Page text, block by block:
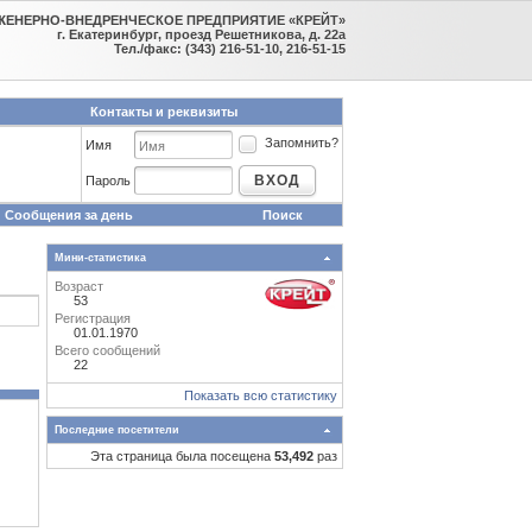
ВНЕДРЕНЧЕСКОЕ ПРЕДПРИЯТИЕ «КРЕЙТ»
г. Екатеринбург, проезд Решетникова, д. 22а
Тел./факс: (343) 216-51-10, 216-51-15
Контакты и реквизиты
Имя Запомнить?
Пароль ВХОД
Сообщения за день Поиск
Мини-статистика
Возраст
53
Регистрация
01.01.1970
Всего сообщений
22
Показать всю статистику
Последние посетители
Эта страница была посещена 53,492раз